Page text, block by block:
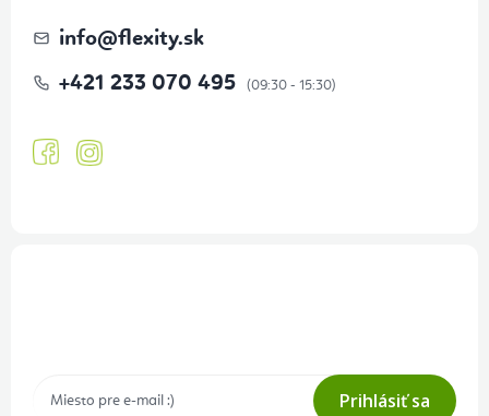
info@flexity.sk
+421 233 070 495
Prihlásiť sa